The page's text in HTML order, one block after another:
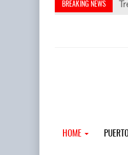
BREAKING NEWS
HOME